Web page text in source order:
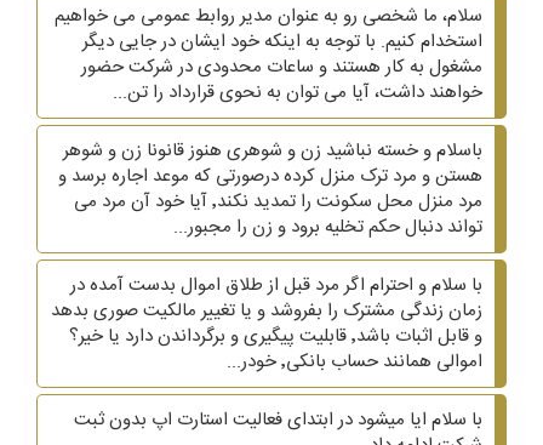
سلام، ما شخصی رو به عنوان مدیر روابط عمومی می خواهیم
استخدام کنیم. با توجه به اینکه خود ایشان در جایی دیگر
مشغول به کار هستند و ساعات محدودی در شرکت حضور
خواهند داشت، آیا می توان به نحوی قرارداد را تن...
باسلام و خسته نباشید زن و شوهری هنوز قانونا زن و شوهر
هستن و مرد ترک منزل کرده درصورتی که موعد اجاره برسد و
مرد منزل محل سکونت را تمدید نکند٬ آیا خود آن مرد می
تواند دنبال حکم تخلیه برود و زن را مجبور...
با سلام و احترام اگر مرد قبل از طلاق اموال بدست آمده در
زمان زندگی مشترک را بفروشد و یا تغییر مالکیت صوری بدهد
و قابل اثبات باشد٬ قابلیت پیگیری و برگرداندن دارد یا خیر؟
اموالی همانند حساب بانکی٬ خودر...
با سلام ایا میشود در ابتدای فعالیت استارت اپ بدون ثبت